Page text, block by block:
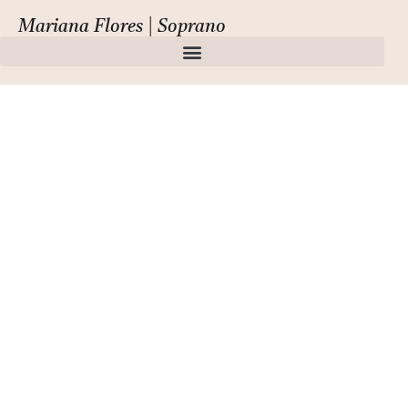
Mariana Flores | Soprano